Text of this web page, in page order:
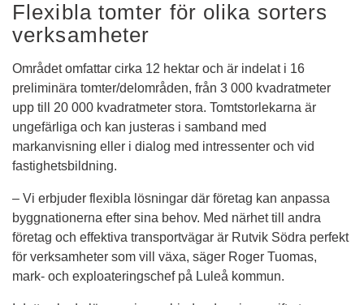
Flexibla tomter för olika sorters
verksamheter
Området omfattar cirka 12 hektar och är indelat i 16
preliminära tomter/delområden, från 3 000 kvadratmeter
upp till 20 000 kvadratmeter stora. Tomtstorlekarna är
ungefärliga och kan justeras i samband med
markanvisning eller i dialog med intressenter och vid
fastighetsbildning.
– Vi erbjuder flexibla lösningar där företag kan anpassa
byggnationerna efter sina behov. Med närhet till andra
företag och effektiva transportvägar är Rutvik Södra perfekt
för verksamheter som vill växa, säger Roger Tuomas,
mark- och exploateringschef på Luleå kommun.